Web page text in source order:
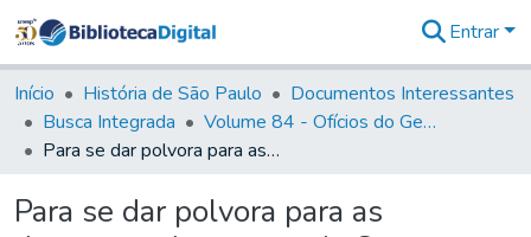
&
Coleções
Tudo na
Biblioteca
Estatísticas
Entrar
Início História de São Paulo
Documentos Interessantes
Busca Integrada
Volume 84 - Ofícios do General Martins Lopes de Saldanha (Governador da Capitania): 1782- 1786
Para se dar polvora para as descargas do enterro do Sargento Mor Joaquim M. de Macedo Vas.
Para se dar polvora para as